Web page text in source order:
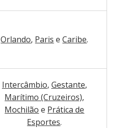
Orlando, Paris e Caribe.
Intercâmbio, Gestante,
Marítimo (Cruzeiros),
Mochilão e Prática de
Esportes.